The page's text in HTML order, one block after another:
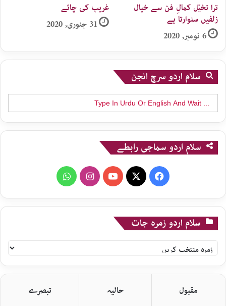
ترا تخیّل کمالِ فن سے خیال
زلفیں سنوارتا ہے
6 نومبر, 2020
غریب کی چائے
31 جنوری, 2020
سلام اردو سرچ انجن
Search
for:
سلام اردو سماجی رابطے
Facebook
YouTube
Instagram
WhatsApp
سلام اردو زمرہ جات
سلام
اردو
زمرہ
جات
مقبول حالیہ تبصرے